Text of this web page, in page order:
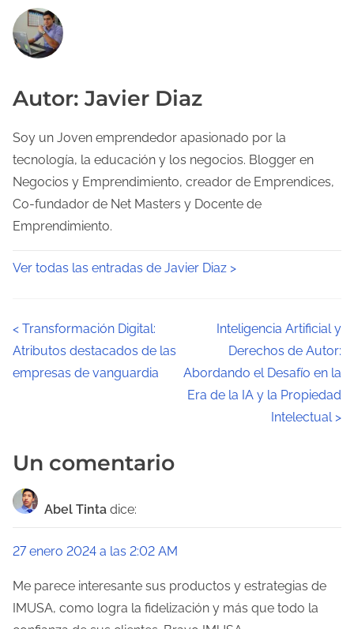
Autor: Javier Diaz
Soy un Joven emprendedor apasionado por la
tecnología, la educación y los negocios. Blogger en
Negocios y Emprendimiento, creador de Emprendices,
Co-fundador de Net Masters y Docente de
Emprendimiento.
Ver todas las entradas de Javier Diaz >
N
a
g
a
c
i
ó
n
< Transformación Digital:
Atributos destacados de las
empresas de vanguardia
Inteligencia Artificial y
Derechos de Autor:
Abordando el Desafío en la
Era de la IA y la Propiedad
Intelectual>
Un comentario
Abel Tinta dice:
27 enero 2024 a las 2:02 AM
Me parece interesante sus productos y estrategias de
IMUSA, como logra la fidelización y más que todo la